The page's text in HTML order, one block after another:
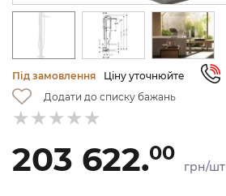
Під замовлення
Ціну уточнюйте
Додати до списку бажань
203 622.00
грн/шт